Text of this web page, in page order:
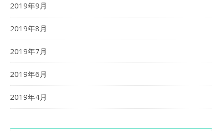
2019年9月
2019年8月
2019年7月
2019年6月
2019年4月